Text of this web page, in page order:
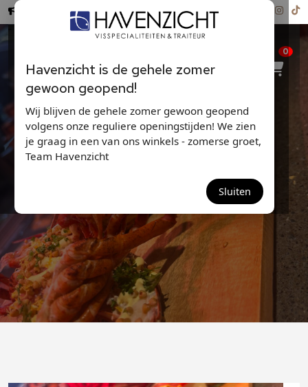
Havenzicht is de gehele zomer
gewoon geopend!
Wij blijven de gehele zomer gewoon geopend
volgens onze reguliere openingstijden! We zien
je graag in een van ons winkels - zomerse groet,
Team Havenzicht
Sluiten
Hollandse Nieuwe ...
0
VALENTIJN-SPECIALS